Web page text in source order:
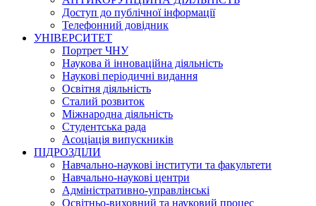
Доступ до публічної інформації
Телефонний довідник
УНІВЕРСИТЕТ
Портрет ЧНУ
Наукова й інноваційна діяльність
Наукові періодичні видання
Освітня діяльність
Сталий розвиток
Міжнародна діяльність
Студентська рада
Асоціація випускників
ПІДРОЗДІЛИ
Навчально-наукові інститути та факультети
Навчально-наукові центри
Адміністративно-управлінські
Освітньо-виховний та науковий процес